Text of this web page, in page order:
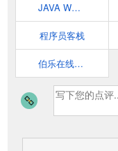
JAVA WORLD
程序员客栈
伯乐在线资源